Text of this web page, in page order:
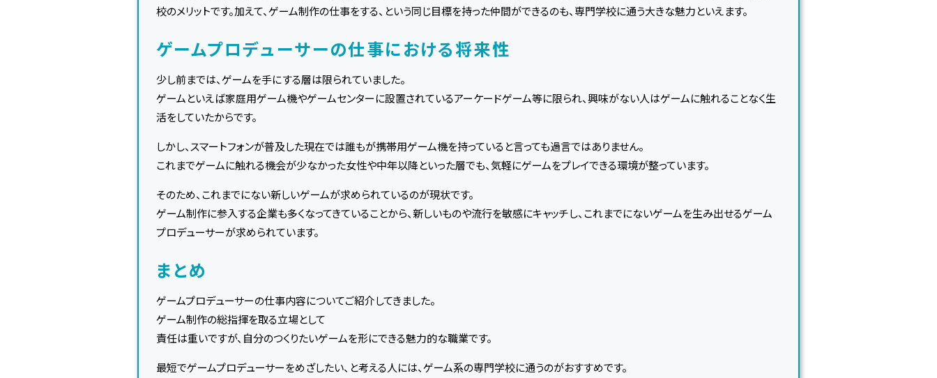
校のメリットです。加えて、ゲーム制作の仕事をする、という同じ目標を持った仲間ができるのも、専門学校に通う大きな魅力といえます。
ゲームプロデューサーの仕事における将来性
少し前までは、ゲームを手にする層は限られていました。
ゲームといえば家庭用ゲーム機やゲームセンターに設置されているアーケードゲーム等に限られ、興味がない人はゲームに触れることなく生
活をしていたからです。
しかし、スマートフォンが普及した現在では誰もが携帯用ゲーム機を持っていると言っても過言ではありません。
これまでゲームに触れる機会が少なかった女性や中年以降といった層でも、気軽にゲームをプレイできる環境が整っています。
そのため、これまでにない新しいゲームが求められているのが現状です。
ゲーム制作に参入する企業も多くなってきていることから、新しいものや流行を敏感にキャッチし、これまでにないゲームを生み出せるゲーム
プロデューサーが求められています。
まとめ
ゲームプロデューサーの仕事内容についてご紹介してきました。
ゲーム制作の総指揮を取る立場として
責任は重いですが、自分のつくりたいゲームを形にできる魅力的な職業です。
最短でゲームプロデューサーをめざしたい、と考える人には、ゲーム系の専門学校に通うのがおすすめです。